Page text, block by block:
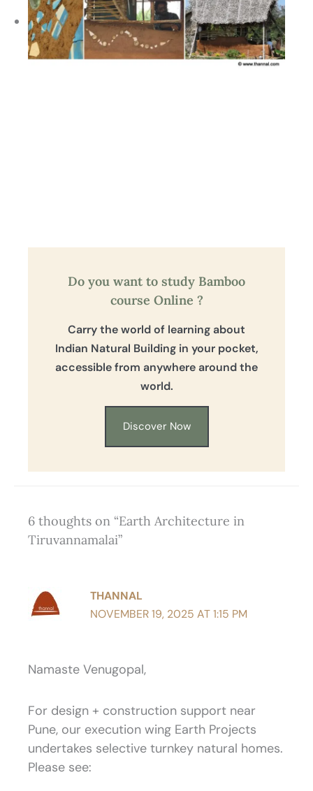
Do you want to study Bamboo
course Online ?
Carry the world of learning about
Indian Natural Building in your pocket,
accessible from anywhere around the
world.
Discover Now
6 thoughts on “Earth Architecture in
Tiruvannamalai”
THANNAL
NOVEMBER 19, 2025 AT 1:15 PM
Namaste Venugopal,
For design + construction support near
Pune, our execution wing Earth Projects
undertakes selective turnkey natural homes.
Please see: